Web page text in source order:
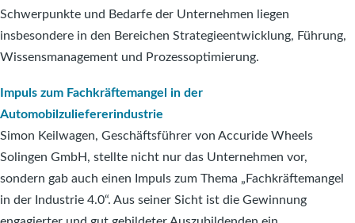
Schwerpunkte und Bedarfe der Unternehmen liegen
insbesondere in den Bereichen Strategieentwicklung, Führung,
Wissensmanagement und Prozessoptimierung.
Impuls zum Fachkräftemangel in der
Automobilzuliefererindustrie
Simon Keilwagen, Geschäftsführer von Accuride Wheels
Solingen GmbH, stellte nicht nur das Unternehmen vor,
sondern gab auch einen Impuls zum Thema „Fachkräftemangel
in der Industrie 4.0“. Aus seiner Sicht ist die Gewinnung